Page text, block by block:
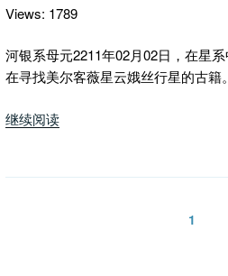
先
去
世
周
年
（视
频
Views: 1789
河银系母元2211年02月02日，在星
在寻找美尔客薇星云娥丝行星的古籍。
继续阅读“念
跨
1